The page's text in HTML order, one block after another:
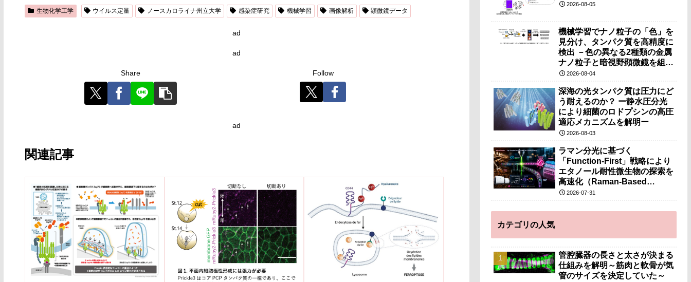
生物化学工学 ウイルス定量 ノースカロライナ州立大学 感染症研究 機械学習 画像解析 顕微鏡データ
ad
ad
Share Follow
ad
関連記事
2026-08-05
機械学習でナノ粒子の「色」を
見分け、タンパク質を高精度に
検出 －色の異なる2種類の金属
ナノ粒子と暗視野顕微鏡を組み
合わせ、従来法では難しかった
子の検出を実現－
2026-08-04
深海の光タンパク質は圧力にど
う耐えるのか？ ー静水圧分光
により細菌のロドプシンの高圧
適応メカニズムを解明ー
2026-08-03
ラマン分光に基づく
「Function-First」戦略により
エタノール耐性微生物の探索を
高速化（Raman-Based
“Function-First” Strategy
Ethanol-Tolerant Microbes）
2026-07-31
カテゴリの人気
管腔臓器の長さと太さが決まる
仕組みを解明～筋肉と軟骨が気
管のサイズを決定していた～